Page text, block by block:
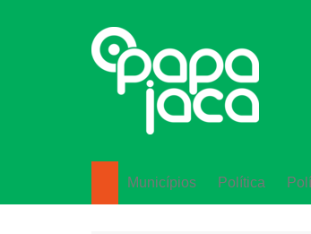
Municípios Política